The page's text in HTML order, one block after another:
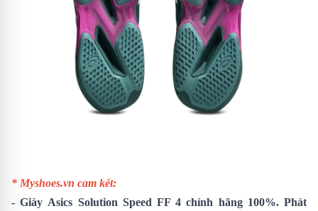
* Myshoes.vn cam kết:
-Giày Asics Solution Speed FF 4 chính hãng 100%. Phát